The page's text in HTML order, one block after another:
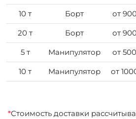
10 т Борт от
20 т Борт от
5 т Манипулятор от
10 т Манипулятор от
*Стоимость доставки